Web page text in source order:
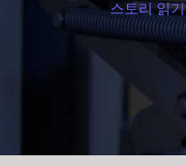
스토리 읽기